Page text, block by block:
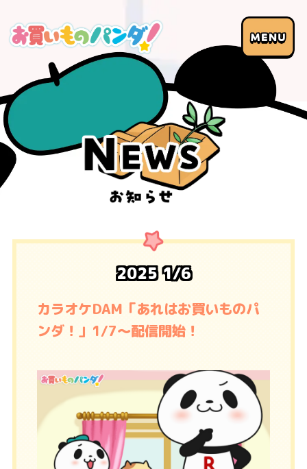
20251/6
カラオケDAM「あれはお買いものパ
ンダ！」1/7～配信開始！